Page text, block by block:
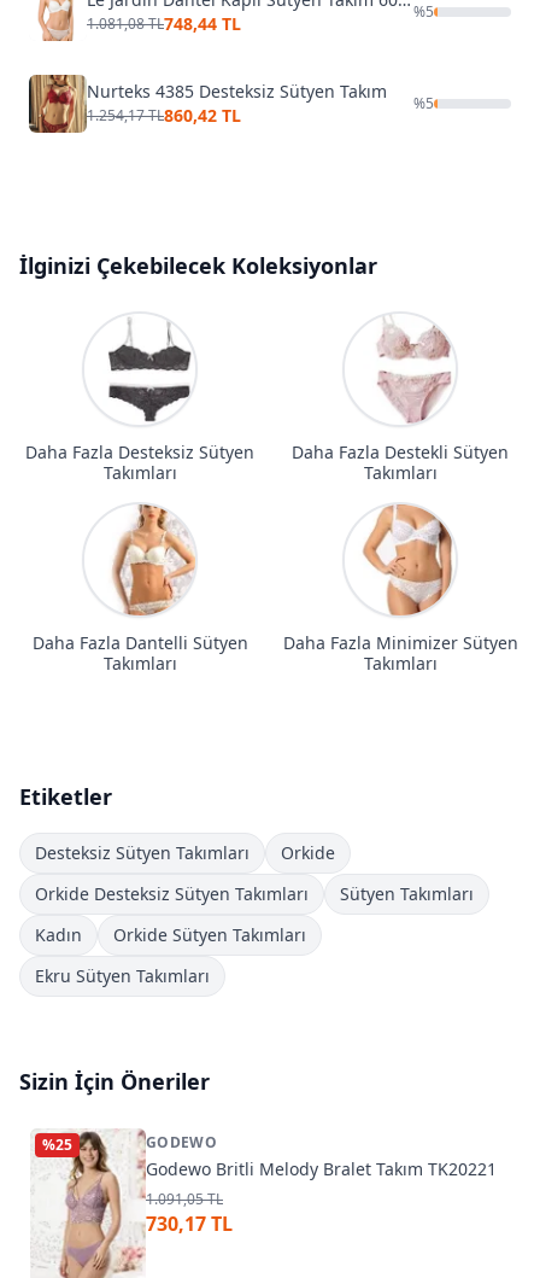
1.081,08 TL748,44 TL
%5
Nurteks 4385 Desteksiz Sütyen Takım
1.254,17 TL860,42 TL
%5
İlginizi Çekebilecek Koleksiyonlar
Daha Fazla Desteksiz Sütyen
Takımları
Daha Fazla Destekli Sütyen
Takımları
Daha Fazla Dantelli Sütyen
Takımları
Daha Fazla Minimizer Sütyen
Takımları
Etiketler
Desteksiz Sütyen Takımları
Orkide
Orkide Desteksiz Sütyen Takımları
Sütyen Takımları
Kadın
Orkide Sütyen Takımları
Ekru Sütyen Takımları
Sizin İçin Öneriler
%25 GODEWO
Godewo Britli Melody Bralet Takım TK20221
1.091,05 TL
730,17 TL